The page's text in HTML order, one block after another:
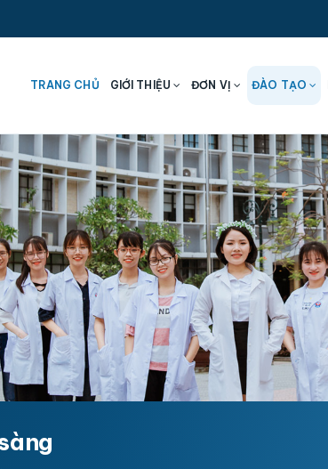
TRANG CHỦ GIỚI THIỆU ĐƠN VỊ ĐÀO TẠO